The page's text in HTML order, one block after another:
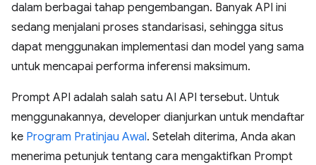
dalam berbagai tahap pengembangan. Banyak API ini
sedang menjalani proses standarisasi, sehingga situs
dapat menggunakan implementasi dan model yang sama
untuk mencapai performa inferensi maksimum.
Prompt API adalah salah satu AI API tersebut. Untuk
menggunakannya, developer dianjurkan untuk mendaftar
ke Program Pratinjau Awal. Setelah diterima, Anda akan
menerima petunjuk tentang cara mengaktifkan Prompt